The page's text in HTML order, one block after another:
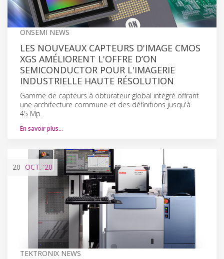
ONSEMI NEWS
LES NOUVEAUX CAPTEURS D'IMAGE CMOS
XGS AMÉLIORENT L'OFFRE D’ON
SEMICONDUCTOR POUR L'IMAGERIE
INDUSTRIELLE HAUTE RÉSOLUTION
Gamme de capteurs à obturateur global intégré offrant
une architecture commune et des définitions jusqu'à
45 Mp.
En savoir plus…
20 OCT. '20
TEKTRONIX NEWS